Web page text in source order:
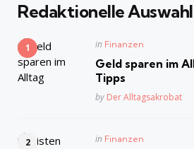
Redaktionelle Auswahl
Posted
in Finanzen
Geld sparen im
Tipps
Posted
by Der Alltagsakrobat
Posted
in Finanzen